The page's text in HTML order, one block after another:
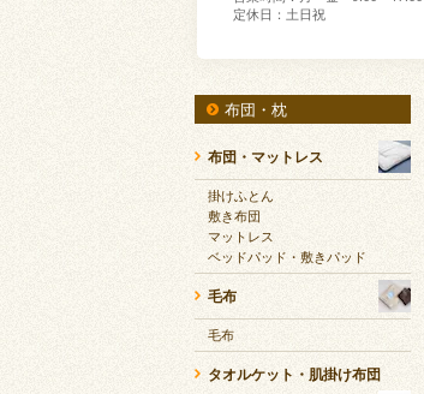
定休日：土日祝
布団・枕
布団・マットレス
掛けふとん
敷き布団
マットレス
ベッドパッド・敷きパッド
毛布
毛布
タオルケット・肌掛け布団